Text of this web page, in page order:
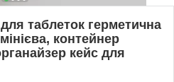
таблеток герметична
контейнер
кейс для